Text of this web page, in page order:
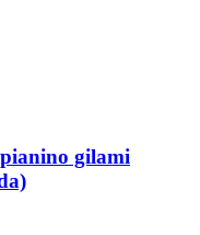
gilami